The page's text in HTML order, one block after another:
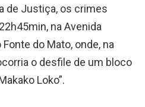
de Justiça, os crimes
na Avenida
do Mato, onde, na
o desfile de um bloco
Loko”.